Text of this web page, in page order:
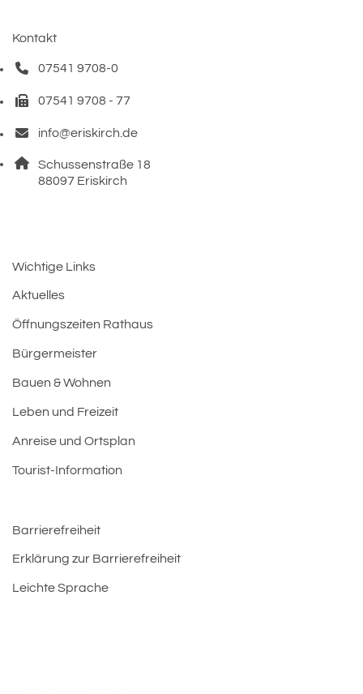
Kontakt
07541 9708-0
Telefonnummer: 0 7 5 4 1 9 7 0 8 0
07541 9708 - 77
Faxnummer: 0 7 5 4 1 9 7 0 8 7 7
info@eriskirch.de
E-Mail Adresse: info@eriskirch.de
Adresse:
Schussenstraße 18
88097 , 8 8 0 9 7
Eriskirch
Wichtige Links
Aktuelles
Öffnungszeiten Rathaus
Bürgermeister
Bauen & Wohnen
Leben und Freizeit
Anreise und Ortsplan
Tourist-Information
Barrierefreiheit
Erklärung zur Barrierefreiheit
Leichte Sprache